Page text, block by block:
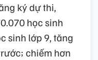
ký dự thi,
học sinh
sinh lớp 9, tăng
chiếm hơn